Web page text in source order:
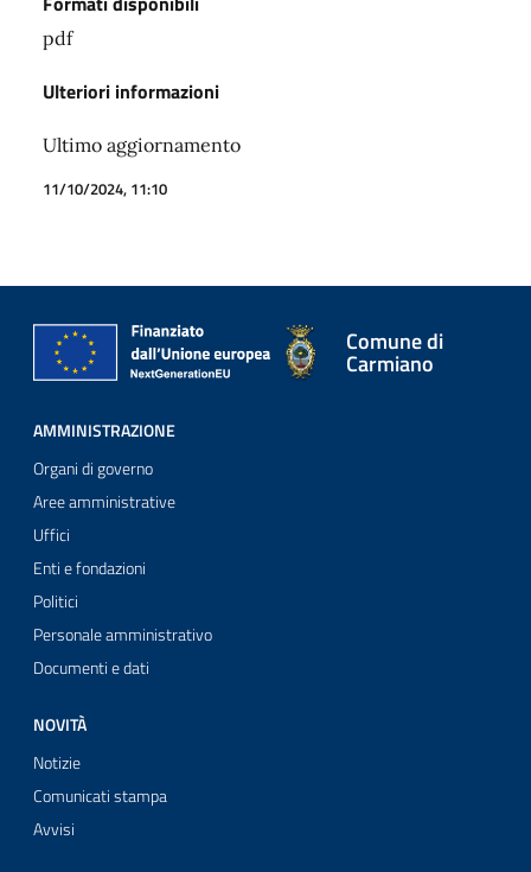
pdf
Ulteriori informazioni
Ultimo aggiornamento
11/10/2024, 11:10
Comune di
Carmiano
AMMINISTRAZIONE
Organi di governo
Aree amministrative
Uffici
Enti e fondazioni
Politici
Personale amministrativo
Documenti e dati
NOVITÀ
Notizie
Comunicati stampa
Avvisi